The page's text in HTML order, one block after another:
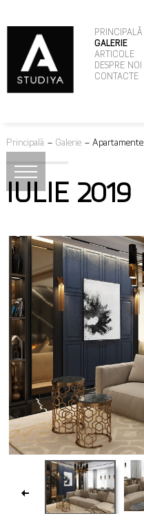
PRINCIPALĂ
GALERIE
ARTICOLE
DESPRE NOI
CONTACTE
Principală – Galerie – Apartamente
IULIE 2019